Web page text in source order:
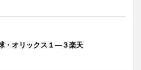
・オリックス１―３楽天